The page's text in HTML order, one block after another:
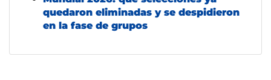
quedaron eliminadas y se despidieron
en la fase de grupos